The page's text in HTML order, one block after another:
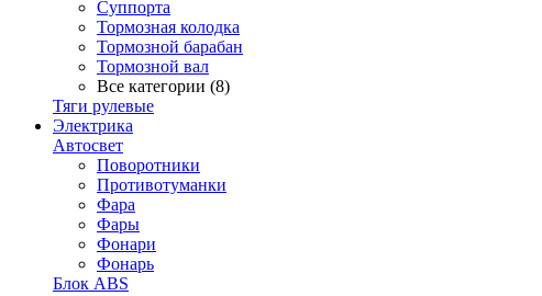
Суппорта
Тормозная колодка
Тормозной барабан
Тормозной вал
Все категории (8)
Тяги рулевые
Электрика
Автосвет
Поворотники
Противотуманки
Фара
Фары
Фонари
Фонарь
Блок ABS